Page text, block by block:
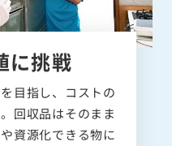
に挑戦
目指し、コストの
回収品はそのまま
資源化できる物に